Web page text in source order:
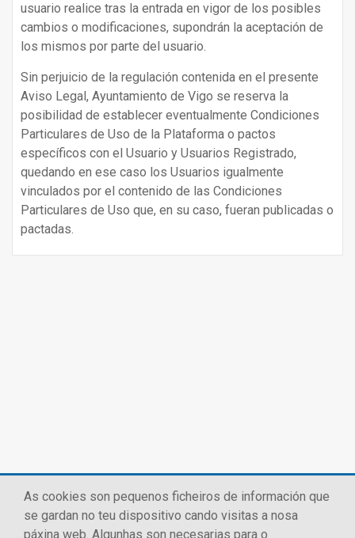
usuario realice tras la entrada en vigor de los posibles
cambios o modificaciones, supondrán la aceptación de
los mismos por parte del usuario.
Sin perjuicio de la regulación contenida en el presente
Aviso Legal, Ayuntamiento de Vigo se reserva la
posibilidad de establecer eventualmente Condiciones
Particulares de Uso de la Plataforma o pactos
específicos con el Usuario y Usuarios Registrado,
quedando en ese caso los Usuarios igualmente
vinculados por el contenido de las Condiciones
Particulares de Uso que, en su caso, fueran publicadas o
pactadas.
As cookies son pequenos ficheiros de información que
se gardan no teu dispositivo cando visitas a nosa
páxina web. Algunhas son necesarias para o